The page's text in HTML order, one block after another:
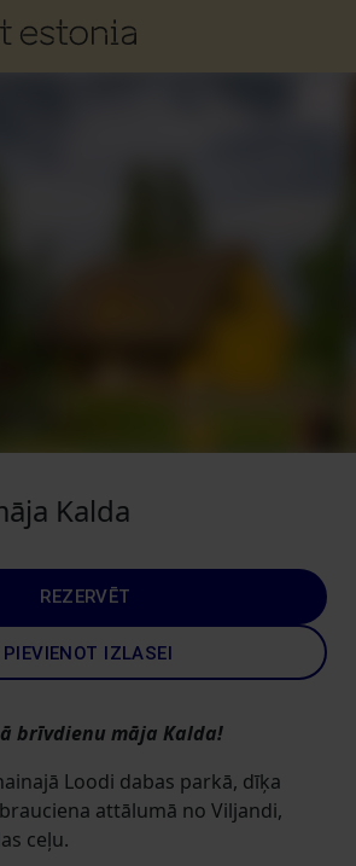
Kalda
REZERVĒT
PIEVIENOT IZLASEI
brīvdienu māja Kalda!
Loodi dabas parkā, dīķa
attālumā no Viljandi,
ceļu.